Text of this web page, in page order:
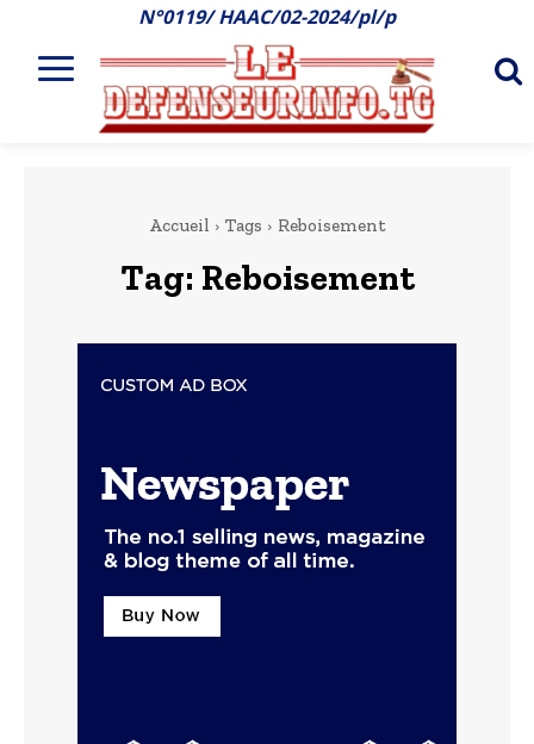
N°0119/ HAAC/02-2024/pl/p
Accueil Tags Reboisement
Tag: Reboisement